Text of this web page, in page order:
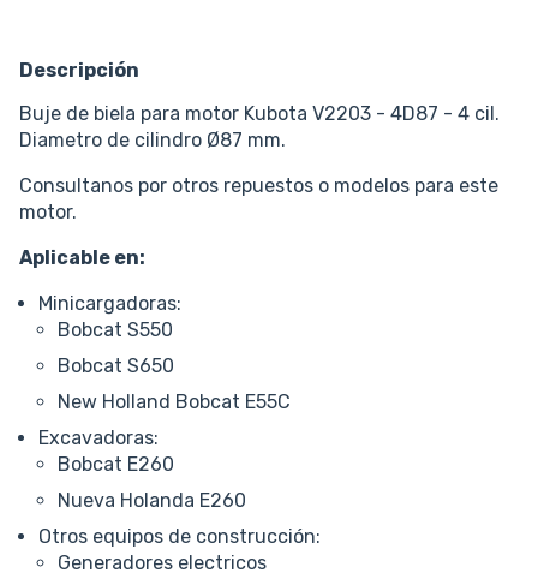
Descripción
Buje de biela para motor Kubota V2203 - 4D87 - 4 cil.
Diametro de cilindro Ø87 mm.
Consultanos por otros repuestos o modelos para este
motor.
Aplicable en:
Minicargadoras:
Bobcat S550
Bobcat S650
New Holland Bobcat E55C
Excavadoras:
Bobcat E260
Nueva Holanda E260
Otros equipos de construcción:
Generadores electricos